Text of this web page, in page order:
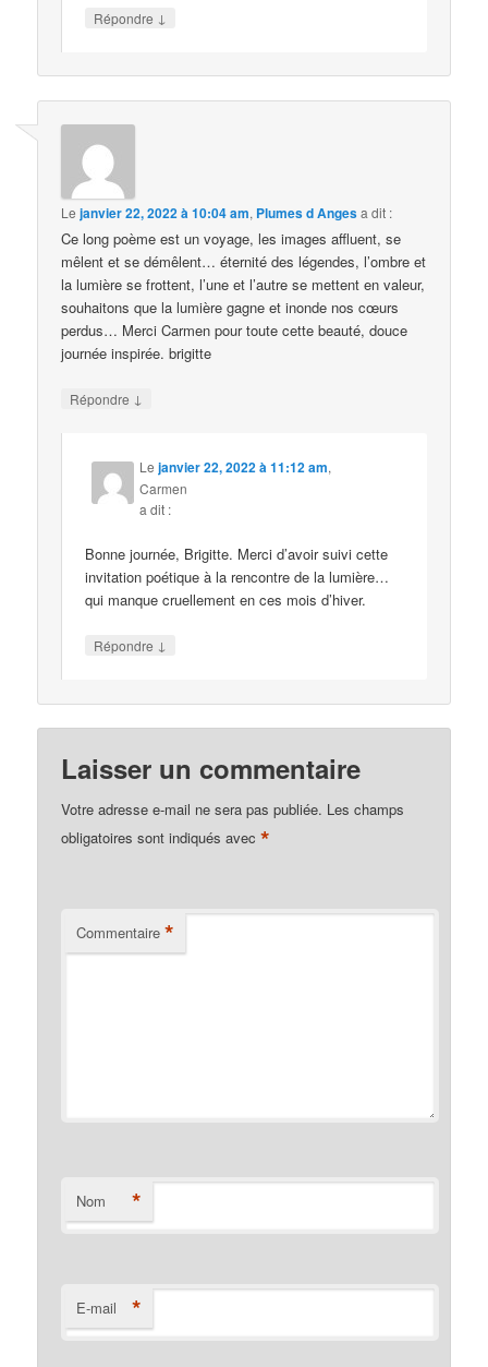
Répondre ↓
Lejanvier 22, 2022 à 10:04 am, Plumes d Angesa dit :
Ce long poème est un voyage, les images affluent, se
mêlent et se démêlent… éternité des légendes, l’ombre et
la lumière se frottent, l’une et l’autre se mettent en valeur,
souhaitons que la lumière gagne et inonde nos cœurs
perdus… Merci Carmen pour toute cette beauté, douce
journée inspirée. brigitte
Répondre ↓
Lejanvier 22, 2022 à 11:12 am,
Carmen
a dit :
Bonne journée, Brigitte. Merci d’avoir suivi cette
invitation poétique à la rencontre de la lumière…
qui manque cruellement en ces mois d’hiver.
Répondre ↓
Laisser un commentaire
Votre adresse e-mail ne sera pas publiée. Les champs
obligatoires sont indiqués avec*
Commentaire *
Nom *
E-mail *